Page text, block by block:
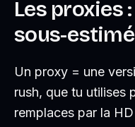
Les proxies
sous-
Un proxy = une
rush, que tu utilises
remplaces par la